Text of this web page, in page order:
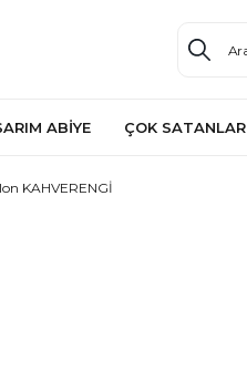
ABİYE ÇOK SATANLAR
KAHVERENGİ